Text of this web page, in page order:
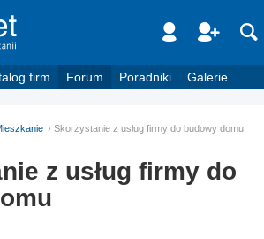
firm Forum Poradniki Galerie
Skorzystanie z usług firmy do budowy domu
z usług firmy do